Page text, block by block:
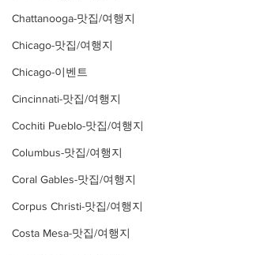
Chattanooga-맛집/여행지
Chicago-맛집/여행지
Chicago-이벤트
Cincinnati-맛집/여행지
Cochiti Pueblo-맛집/여행지
Columbus-맛집/여행지
Coral Gables-맛집/여행지
Corpus Christi-맛집/여행지
Costa Mesa-맛집/여행지